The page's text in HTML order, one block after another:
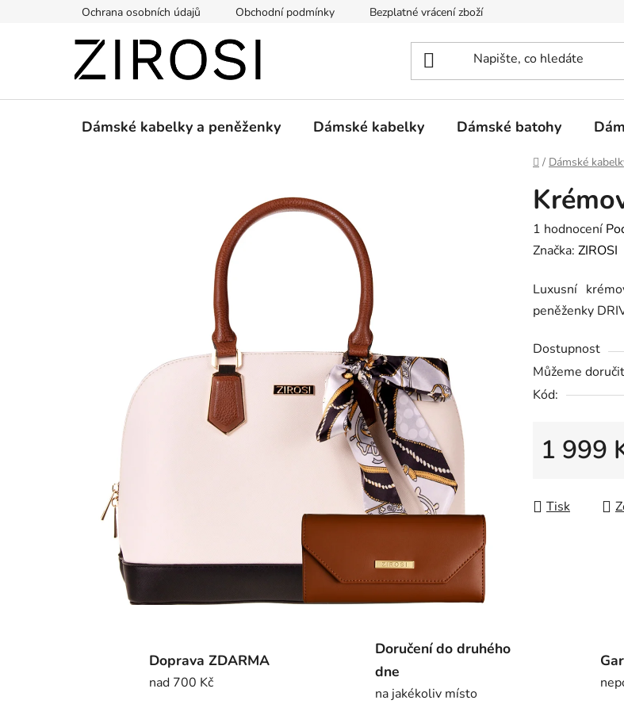
Ochrana osobních údajů Obchodní podmínky Bezplatné vrácení zboží
Dámské kabelky a peněženky Dámské kabelky Dámské batohy
Domů
/ Dámské
Průměrné
hodnocení
je
5,0
5
hvězdiček.
1 hodnocení
Značka: ZIROSI
Luxusní
peněženky
Dostupnost
Můžeme
Kód:
1 999
Tisk
Doprava ZDARMA
nad 700 Kč
Doručení do druhého
dne
na jakékoliv místo